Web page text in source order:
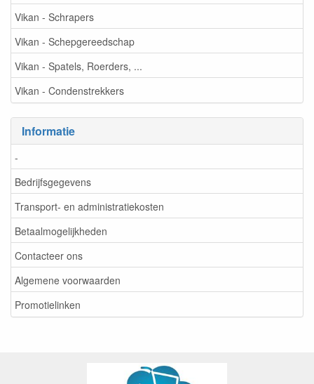
Vikan - Schrapers
Vikan - Schepgereedschap
Vikan - Spatels, Roerders, ...
Vikan - Condenstrekkers
Informatie
-
Bedrijfsgegevens
Transport- en administratiekosten
Betaalmogelijkheden
Contacteer ons
Algemene voorwaarden
Promotielinken